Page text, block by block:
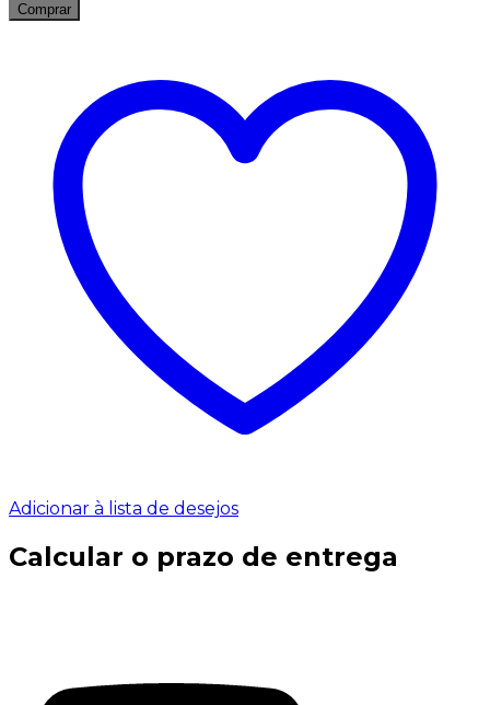
Comprar
Adicionar à lista de desejos
Calcular o prazo de entrega